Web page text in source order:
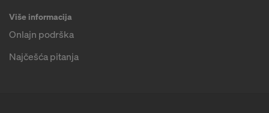
Više informacija
Onlajn podrška
Najčešća pitanja